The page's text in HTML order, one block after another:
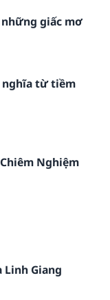
giấc mơ
nghĩa từ tiềm
Nghiệm
Linh Giang